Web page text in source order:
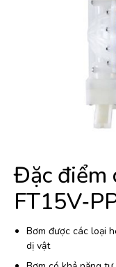
Đặc điểm
Bơm được các loại
dị vật